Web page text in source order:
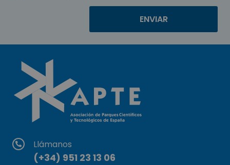
Llámanos
(+34) 951 23 13 06